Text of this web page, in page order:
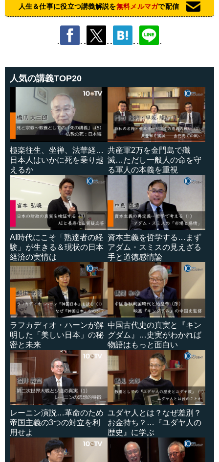
人生＆仕事に役立つ講義解説を無料メルマガで配信
人気の講義TOP20
極楽往生、坐禅、法華経…
日本人はいかに死を乗り越
えるか
共産軍2万を金門島で殲
滅…ただし一般人の命を守
る軍人の本義を重視
AI時代にこそ「熟達者の経
験」が生きる＆現状の日本
経済の実情は
資本主義を哲学する…まず
アダム・スミスの見えざる
手と道徳感情論
ラフカディオ・ハーンが解
明した「美しい日本」の秘
密と未来
中国古代史の真実と『キン
グダム』…史実がわかれば
物語はもっと面白い
レーニン演説…革命のため
帝国主義の3つの対立を利
用せよ
ユダヤ人とは？なぜ差別？
お金持ち？…『ユダヤ人の
歴史』に学ぶ